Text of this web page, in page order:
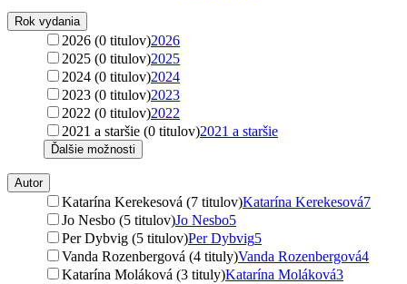
Rok vydania
2026 (0 titulov)2026
2025 (0 titulov)2025
2024 (0 titulov)2024
2023 (0 titulov)2023
2022 (0 titulov)2022
2021 a staršie (0 titulov)2021 a staršie
Ďalšie možnosti
Autor
Katarína Kerekesová (7 titulov)Katarína Kerekesová7
Jo Nesbo (5 titulov)Jo Nesbo5
Per Dybvig (5 titulov)Per Dybvig5
Vanda Rozenbergová (4 tituly)Vanda Rozenbergová4
Katarína Moláková (3 tituly)Katarína Moláková3